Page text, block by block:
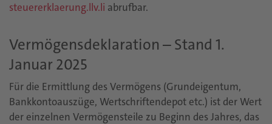
steuererklaerung.llv.li abrufbar.
Vermögensdeklaration – Stand 1.
Januar 2025
Für die Ermittlung des Vermögens (Grundeigentum,
Bankkontoauszüge, Wertschriftendepot etc.) ist der Wert
der einzelnen Vermögensteile zu Beginn des Jahres, das